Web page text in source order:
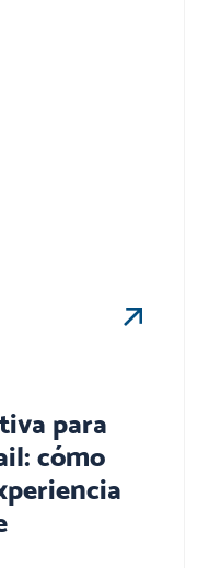
para
cómo